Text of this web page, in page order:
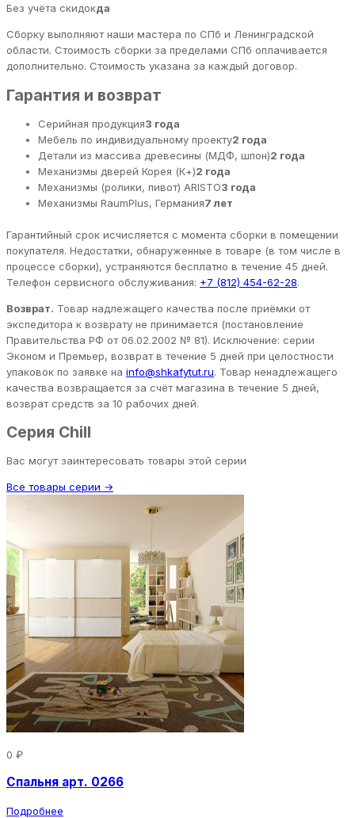
Без учёта скидокда
Сборку выполняют наши мастера по СПб и Ленинградской
области. Стоимость сборки за пределами СПб оплачивается
дополнительно. Стоимость указана за каждый договор.
Гарантия и возврат
Серийная продукция3 года
Мебель по индивидуальному проекту2 года
Детали из массива древесины (МДФ, шпон)2 года
Механизмы дверей Корея (К+)2 года
Механизмы (ролики, пивот) ARISTO3 года
Механизмы RaumPlus, Германия7 лет
Гарантийный срок исчисляется с момента сборки в помещении
покупателя. Недостатки, обнаруженные в товаре (в том числе в
процессе сборки), устраняются бесплатно в течение 45 дней.
Телефон сервисного обслуживания: +7 (812) 454-62-28.
Возврат. Товар надлежащего качества после приёмки от
экспедитора к возврату не принимается (постановление
Правительства РФ от 06.02.2002 № 81). Исключение: серии
Эконом и Премьер, возврат в течение 5 дней при целостности
упаковок по заявке на info@shkafytut.ru. Товар ненадлежащего
качества возвращается за счёт магазина в течение 5 дней,
возврат средств за 10 рабочих дней.
Серия Chill
Вас могут заинтересовать товары этой серии
Все товары серии →
0 ₽
Спальня арт. 0266
Подробнее